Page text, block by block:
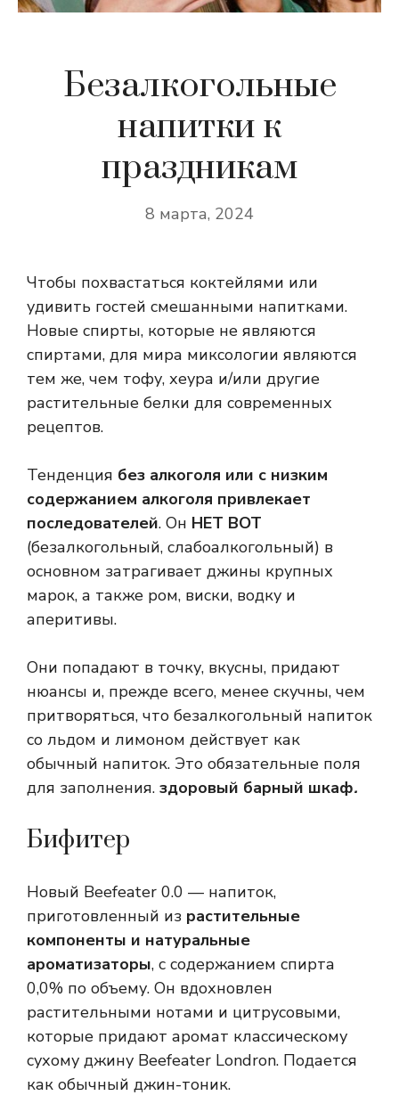
Безалкогольные
напитки к
праздникам
8 марта, 2024
Чтобы похвастаться коктейлями или
удивить гостей смешанными напитками.
Новые спирты, которые не являются
спиртами, для мира миксологии являются
тем же, чем тофу, хеура и/или другие
растительные белки для современных
рецептов.
Тенденция без алкоголя или с низким
содержанием алкоголя привлекает
последователей. Он НЕТ ВОТ
(безалкогольный, слабоалкогольный) в
основном затрагивает джины крупных
марок, а также ром, виски, водку и
аперитивы.
Они попадают в точку, вкусны, придают
нюансы и, прежде всего, менее скучны, чем
притворяться, что безалкогольный напиток
со льдом и лимоном действует как
обычный напиток. Это обязательные поля
для заполнения. здоровый барный шкаф.
Бифитер
Новый Beefeater 0.0 — напиток,
приготовленный из растительные
компоненты и натуральные
ароматизаторы, с содержанием спирта
0,0% по объему. Он вдохновлен
растительными нотами и цитрусовыми,
которые придают аромат классическому
сухому джину Beefeater Londron. Подается
как обычный джин-тоник.